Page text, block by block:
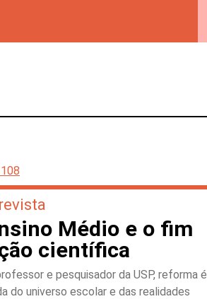
Médio e o fim
científica
e pesquisador da USP, reforma é
do universo escolar e das realidades